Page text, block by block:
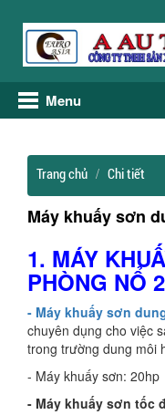
Menu
Trang chủ Chi tiết
Máy khuấy sơn
1. MÁY
PHÒNG NỔ
- Máy khuấy sơn
chuyên dụng cho việc
trong trường dung môi
- Máy khuấy sơn: 20hp
- Máy khuấy sơn tốc